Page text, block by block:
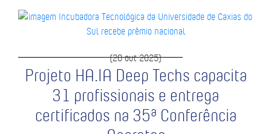
(20 out 2025)
Projeto HA.IA Deep Techs capacita
31 profissionais e entrega
certificados na 35ª Conferência